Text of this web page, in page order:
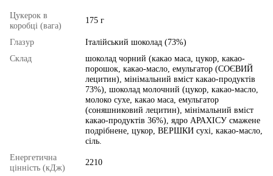
Цукерок в
коробці (вага)
175 г
Глазур
Італійський шоколад (73%)
Склад
шоколад чорний (какао маса, цукор, какао-
порошок, какао-масло, емульгатор (СОЄВИЙ
лецитин), мінімальний вміст какао-продуктів
73%), шоколад молочний (цукор, какао-масло,
молоко сухе, какао маса, емульгатор
(соняшниковий лецитин), мінімальний вміст
какао-продуктів 36%), ядро АРАХІСУ смажене
подрібнене, цукор, ВЕРШКИ сухі, какао-масло,
сіль.
Енергетична
цінність (кДж)
2210